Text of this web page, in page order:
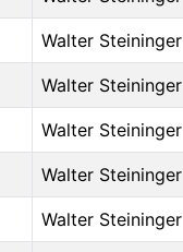
Walter Steininger
Walter Steininger
Walter Steininger
Walter Steininger
Walter Steininger